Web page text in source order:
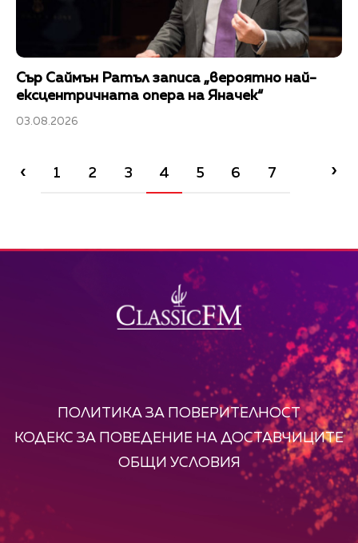
Сър Саймън Ратъл записа „вероятно най-
ексцентричната опера на Яначек“
03.08.2026
‹ 1 2 3 4 5 6 7 ›
ПОЛИТИКА ЗА ПОВЕРИТЕЛНОСТ
КОДЕКС ЗА ПОВЕДЕНИЕ НА ДОСТАВЧИЦИТЕ
ОБЩИ УСЛОВИЯ